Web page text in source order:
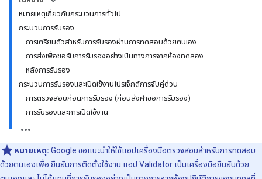
หมายเหตุเกี่ยวกับกระบวนการทั่วไป
กระบวนการรับรอง
การเตรียมตัวสำหรับการรับรองผ่านการทดสอบด้วยตนเอง
การส่งเพื่อขอรับการรับรองอย่างเป็นทางการจากห้องทดลอง
หลังการรับรอง
กระบวนการรับรองและเปิดใช้งานโปรเจ็กต์การจับคู่ด่วน
การตรวจสอบก่อนการรับรอง (ก่อนส่งคำขอการรับรอง)
การรับรองและการเปิดใช้งาน
หมายเหตุ: Google ขอแนะนำให้ใช้แอปเครื่องมือตรวจสอบสำหรับการทดสอบ
ด้วยตนเองเพื่อ ยืนยันการติดตั้งใช้งาน แอป Validator เป็นเครื่องมือยืนยันด้วย